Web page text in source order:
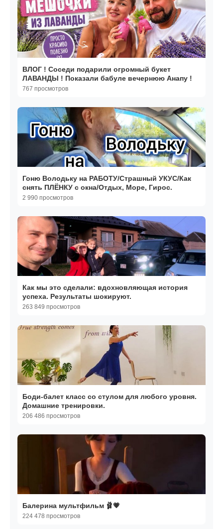
ВЛОГ ! Соседи подарили огромный букет
ЛАВАНДЫ ! Показали бабуле вечернюю Анапу !
767 просмотров
Гоню Володьку на РАБОТУ/Страшный УКУС/Как
снять ПЛЁНКУ с окна/Отдых, Море, Гирос.
2 990 просмотров
Как мы это сделали: вдохновляющая история
успеха. Результаты шокируют.
263 849 просмотров
Боди-балет класс со стулом для любого уровня.
Домашние тренировки.
206 486 просмотров
Балерина мультфильм 🩰💗
224 478 просмотров